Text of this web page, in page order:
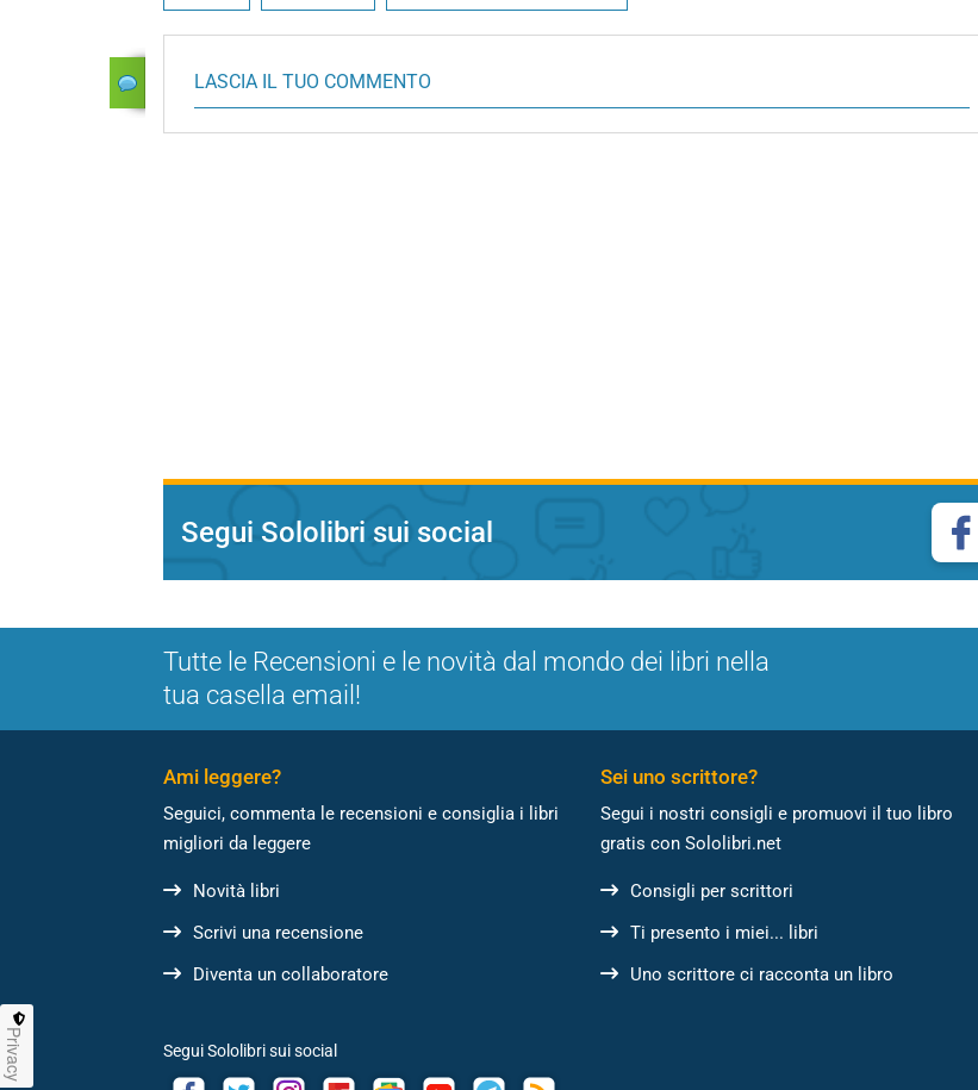
LASCIA IL TUO COMMENTO
Segui Sololibri sui social
Tutte le Recensioni e le novità dal mondo dei libri nella
tua casella email!
Ami leggere?
Seguici, commenta le recensioni e consiglia i libri
migliori da leggere
Novità libri
Scrivi una recensione
Diventa un collaboratore
Sei uno scrittore?
Segui i nostri consigli e promuovi il tuo libro
gratis con Sololibri.net
Consigli per scrittori
Ti presento i miei... libri
Uno scrittore ci racconta un libro
Segui Sololibri sui social
Privacy